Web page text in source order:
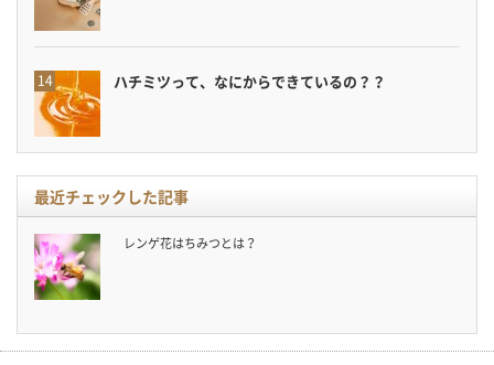
ハチミツって、なにからできているの？？
最近チェックした記事
レンゲ花はちみつとは？